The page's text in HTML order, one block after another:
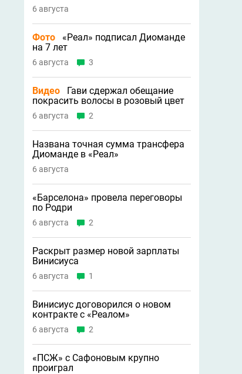
6 августа
Фото
«Реал» подписал Диоманде
на 7 лет
6 августа 3
Видео
Гави сдержал обещание
покрасить волосы в розовый цвет
6 августа 2
Названа точная сумма трансфера
Диоманде в «Реал»
6 августа
«Барселона» провела переговоры
по Родри
6 августа 2
Раскрыт размер новой зарплаты
Винисиуса
6 августа 1
Винисиус договорился о новом
контракте с «Реалом»
6 августа 2
«ПСЖ» с Сафоновым крупно
проиграл